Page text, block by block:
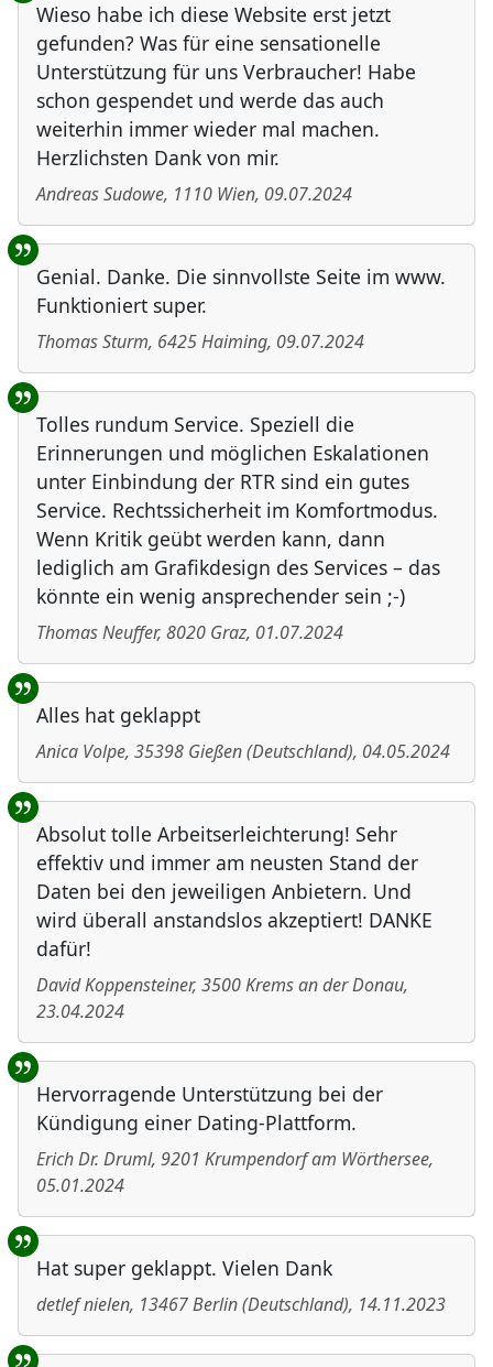
Wieso habe ich diese Website erst jetzt
gefunden? Was für eine sensationelle
Unterstützung für uns Verbraucher! Habe
schon gespendet und werde das auch
weiterhin immer wieder mal machen.
Herzlichsten Dank von mir.
Andreas Sudowe, 1110 Wien, 09.07.2024
Genial. Danke. Die sinnvollste Seite im www.
Funktioniert super.
Thomas Sturm, 6425Haiming, 09.07.2024
Tolles rundum Service. Speziell die
Erinnerungen und möglichen Eskalationen
unter Einbindung der RTR sind ein gutes
Service. Rechtssicherheit im Komfortmodus.
Wenn Kritik geübt werden kann, dann
lediglich am Grafikdesign des Services – das
könnte ein wenig ansprechender sein ;-)
Thomas Neuffer, 8020 Graz, 01.07.2024
Alles hat geklappt
Anica Volpe, 35398 Gießen(Deutschland), 04.05.2024
Absolut tolle Arbeitserleichterung! Sehr
effektiv und immer am neusten Stand der
Daten bei den jeweiligen Anbietern. Und
wird überall anstandslos akzeptiert! DANKE
dafür!
David Koppensteiner, 3500Krems an der Donau,
23.04.2024
Hervorragende Unterstützung bei der
Kündigung einer Dating-Plattform.
Erich Dr. Druml, 9201 Krumpendorf am Wörthersee,
05.01.2024
Hat super geklappt. Vielen Dank
detlef nielen, 13467Berlin(Deutschland), 14.11.2023